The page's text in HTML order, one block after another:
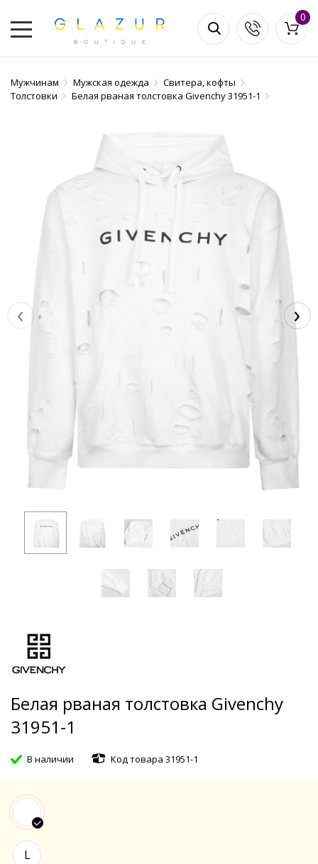
0
Мужчинам Мужская одежда
Свитера, кофты
Толстовки
Белая рваная толстовка Givenchy 31951-1
‹ ›
Белая рваная толстовка Givenchy
31951-1
В наличии Код товара 31951-1
L